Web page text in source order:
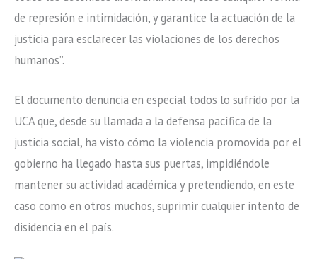
de represión e intimidación, y garantice la actuación de la
justicia para esclarecer las violaciones de los derechos
humanos”.
El documento denuncia en especial todos lo sufrido por la
UCA que, desde su llamada a la defensa pacífica de la
justicia social, ha visto cómo la violencia promovida por el
gobierno ha llegado hasta sus puertas, impidiéndole
mantener su actividad académica y pretendiendo, en este
caso como en otros muchos, suprimir cualquier intento de
disidencia en el país.